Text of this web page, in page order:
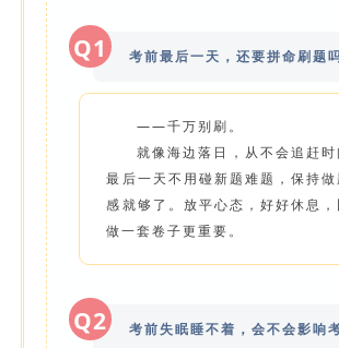
Q1 考前最后一天，还要拼命刷题
——千万别刷。
就像海边落日，从不会追赶时
最后一天不用碰新题难题，保持
感就够了。放平心态，好好休息，
做一套卷子更重要。
Q2 考前失眠睡不着，会不会影响